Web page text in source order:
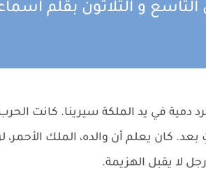
و الثلاثون بقلم
دمية في يد الملكة سيرينا. كانت
كان يعلم أن والده، الملك
لا يقبل الهزيمة.